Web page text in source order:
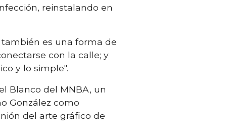
reinstalando en
es una forma de
con la calle; y
y lo simple".
Blanco del MNBA, un
González como
del arte gráfico de